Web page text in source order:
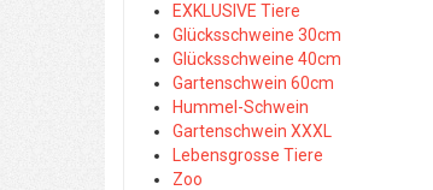
EXKLUSIVE Tiere
Glücksschweine 30cm
Glücksschweine 40cm
Gartenschwein 60cm
Hummel-Schwein
Gartenschwein XXXL
Lebensgrosse Tiere
Zoo